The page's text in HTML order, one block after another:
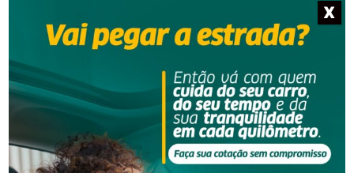
Corpo de homem é encontrado em rio
X